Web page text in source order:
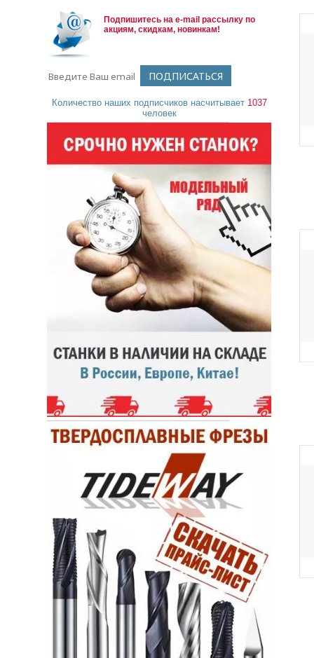
Подпишитесь на e-mail рассылку по
акциям, скидкам, новинкам!
Количество наших подписчиков насчитывает 1037
человек